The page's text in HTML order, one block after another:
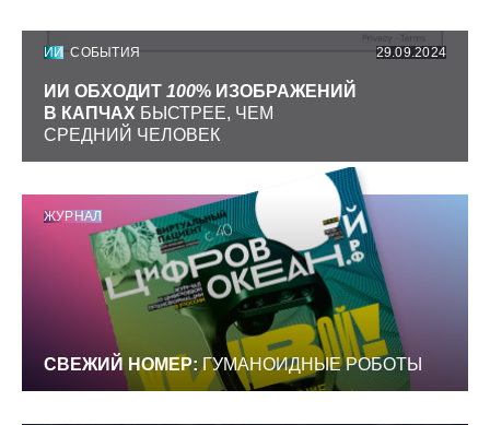
ИИ СОБЫТИЯ 29.09.2024
ИИ ОБХОДИТ 100% ИЗОБРАЖЕНИЙ
В КАПЧАХ БЫСТРЕЕ, ЧЕМ
СРЕДНИЙ ЧЕЛОВЕК
ЖУРНАЛ
СВЕЖИЙ НОМЕР: ГУМАНОИДНЫЕ РОБОТЫ